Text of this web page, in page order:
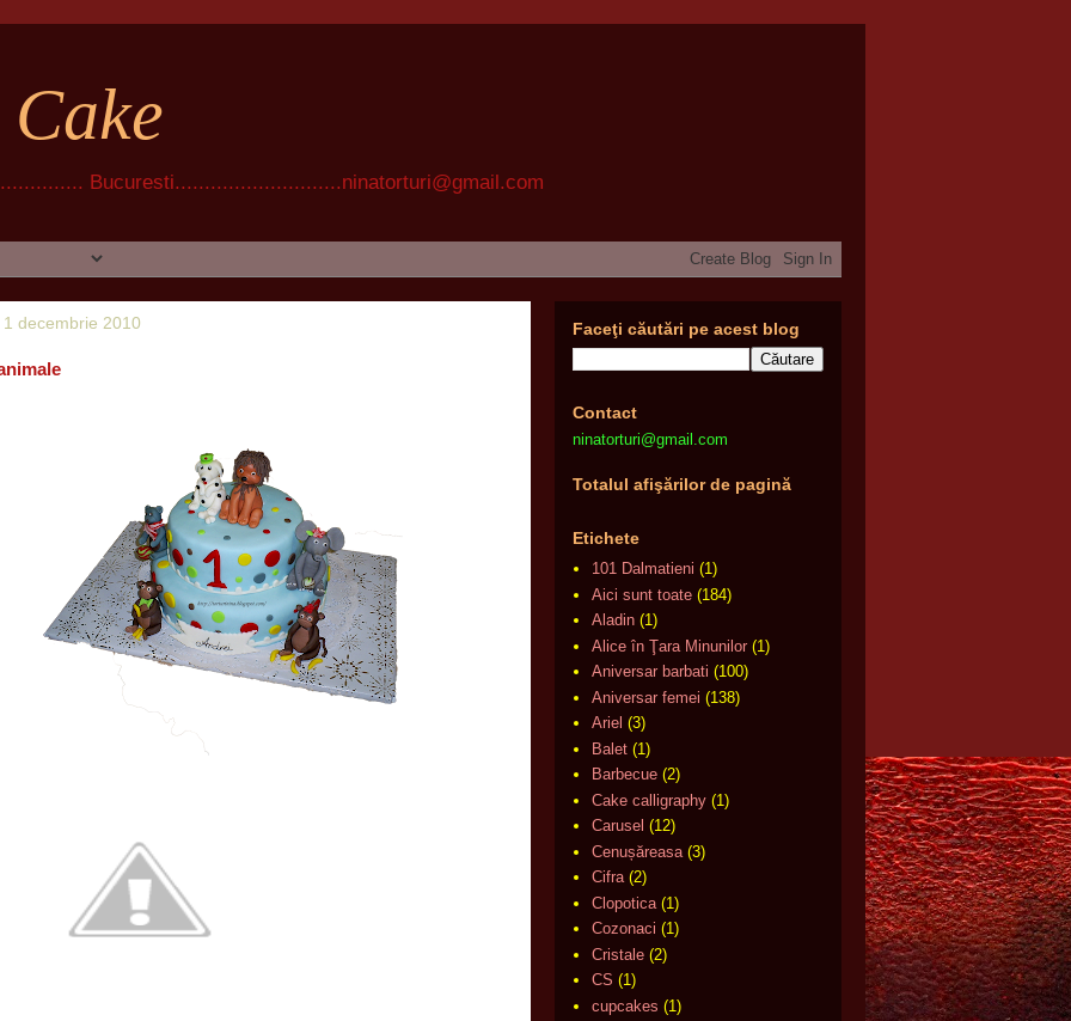
Bucuresti............................ninatorturi@gmail.com
decembrie 2010 Faceţi căutări pe acest blog
Contact
ninatorturi@gmail.com
Totalul afişărilor de pagină
Etichete
101 Dalmatieni (1)
Aici sunt toate (184)
Aladin (1)
Alice în Ţara Minunilor (1)
Aniversar barbati (100)
Aniversar femei (138)
Ariel (3)
Balet (1)
Barbecue (2)
Cake calligraphy (1)
Carusel (12)
Cenușăreasa (3)
Cifra (2)
Clopotica (1)
Cozonaci (1)
Cristale (2)
CS (1)
cupcakes (1)